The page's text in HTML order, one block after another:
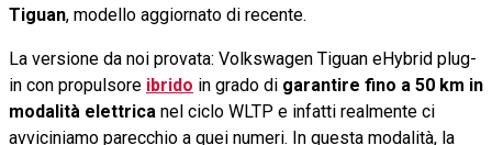
Tiguan, modello aggiornato di recente.
La versione da noi provata: Volkswagen Tiguan eHybrid plug-
in con propulsore ibrido in grado di garantire fino a 50 km in
modalità elettrica nel ciclo WLTP e infatti realmente ci
avviciniamo parecchio a quei numeri. In questa modalità, la